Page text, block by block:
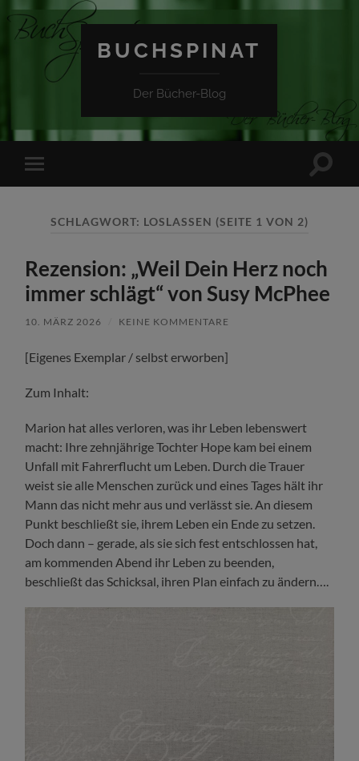
BUCHSPINAT
Der Bücher-Blog
Mobile-
Menü
SCHLAGWORT: LOSLASSEN (SEITE 1 VON 2)
Rezension: „Weil Dein Herz noch
immer schlägt“ von Susy McPhee
10. MÄRZ 2026 KEINE KOMMENTARE
[Eigenes Exemplar / selbst erworben]
Zum Inhalt:
Marion hat alles verloren, was ihr Leben lebenswert
macht: Ihre zehnjährige Tochter Hope kam bei einem
Unfall mit Fahrerflucht um Leben. Durch die Trauer
weist sie alle Menschen zurück und eines Tages hält ihr
Mann das nicht mehr aus und verlässt sie. An diesem
Punkt beschließt sie, ihrem Leben ein Ende zu setzen.
Doch dann – gerade, als sie sich fest entschlossen hat,
am kommenden Abend ihr Leben zu beenden,
beschließt das Schicksal, ihren Plan einfach zu ändern….